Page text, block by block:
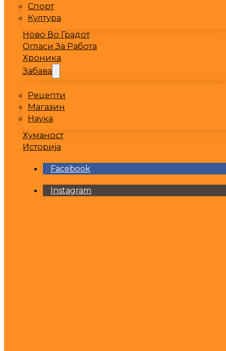
Спорт
Култура
Ново Во Градот
Огласи За Работа
Хроника
Забава
Рецепти
Магазин
Наука
Хуманост
Историја
Facebook
Instagram